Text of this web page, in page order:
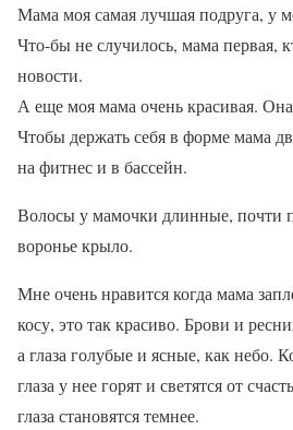
Мама моя самая лучшая подруга, у
Что-бы не случилось, мама первая,
новости.
А еще моя мама очень красивая.
Чтобы держать себя в форме мама
на фитнес и в бассейн.
Волосы у мамочки длинные, почти
воронье крыло.
Мне очень нравится когда мама
косу, это так красиво. Брови и
а глаза голубые и ясные, как небо.
глаза у нее горят и светятся от
глаза становятся темнее.